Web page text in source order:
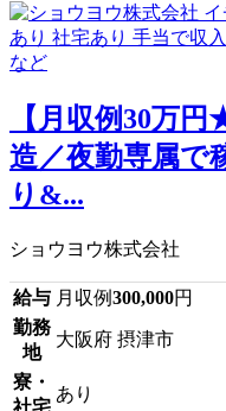
【月収例30万
造／夜勤専属で
り&...
ショウヨウ株式会社
給与 月収例300,000円
勤務
地
大阪府 摂津市
寮・
社宅
あり